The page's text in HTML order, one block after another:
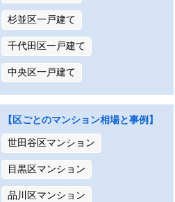
杉並区一戸建て
千代田区一戸建て
中央区一戸建て
【区ごとのマンション相場と事例】
世田谷区マンション
目黒区マンション
品川区マンション